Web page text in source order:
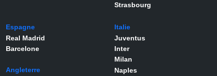
Strasbourg
Espagne
Real Madrid
Barcelone
Angleterre
Italie
Juventus
Inter
Milan
Naples